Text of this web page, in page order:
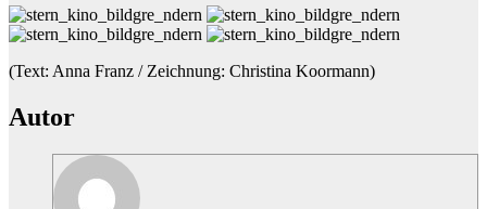
(Text: Anna Franz / Zeichnung: Christina Koormann)
Autor